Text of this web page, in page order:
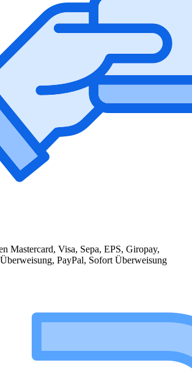
Mastercard, Visa, Sepa, EPS, Giropay,
PayPal, Sofort Überweisung